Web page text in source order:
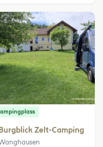
Zelt-Camping